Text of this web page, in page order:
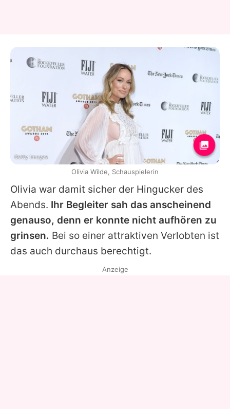
Olivia war damit sicher der Hingucker des
Abends. Ihr Begleiter sah das anscheinend
genauso, denn er konnte nicht aufhören zu
grinsen. Bei so einer attraktiven Verlobten ist
das auch durchaus berechtigt.
Getty Images
Olivia Wilde, Schauspielerin
Anzeige